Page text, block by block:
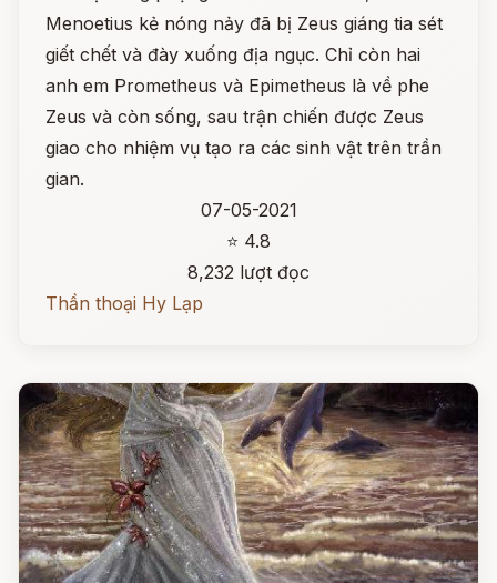
Menoetius kẻ nóng nảy đã bị Zeus giáng tia sét
giết chết và đày xuống địa ngục. Chỉ còn hai
anh em Prometheus và Epimetheus là về phe
Zeus và còn sống, sau trận chiến được Zeus
giao cho nhiệm vụ tạo ra các sinh vật trên trần
gian.
07-05-2021
⭐ 4.8
8,232 lượt đọc
Thần thoại Hy Lạp